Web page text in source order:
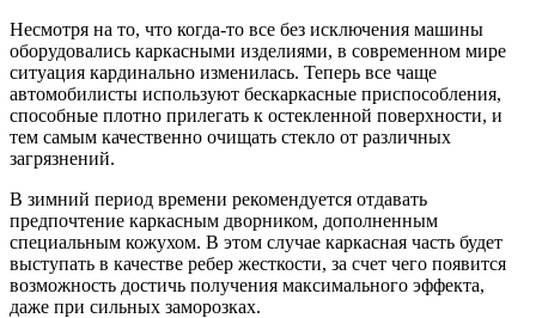
Несмотря на то, что когда-то все без исключения машины
оборудовались каркасными изделиями, в современном мире
ситуация кардинально изменилась. Теперь все чаще
автомобилисты используют бескаркасные приспособления,
способные плотно прилегать к остекленной поверхности, и
тем самым качественно очищать стекло от различных
загрязнений.
В зимний период времени рекомендуется отдавать
предпочтение каркасным дворником, дополненным
специальным кожухом. В этом случае каркасная часть будет
выступать в качестве ребер жесткости, за счет чего появится
возможность достичь получения максимального эффекта,
даже при сильных заморозках.